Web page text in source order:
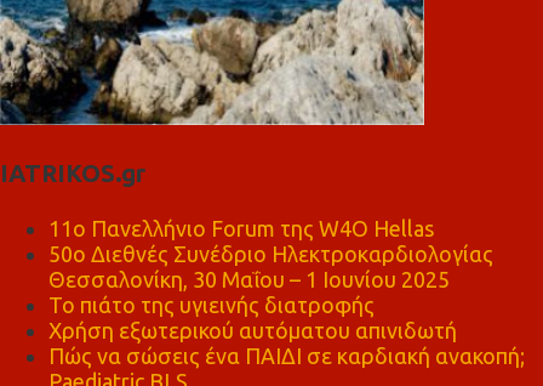
IATRIKOS.gr
11ο Πανελλήνιο Forum της W4O Hellas
50ο Διεθνές Συνέδριο Ηλεκτροκαρδιολογίας
Θεσσαλονίκη, 30 Μαΐου – 1 Ιουνίου 2025
Το πιάτο της υγιεινής διατροφής
Χρήση εξωτερικού αυτόματου απινιδωτή
Πώς να σώσεις ένα ΠΑΙΔΙ σε καρδιακή ανακοπή;